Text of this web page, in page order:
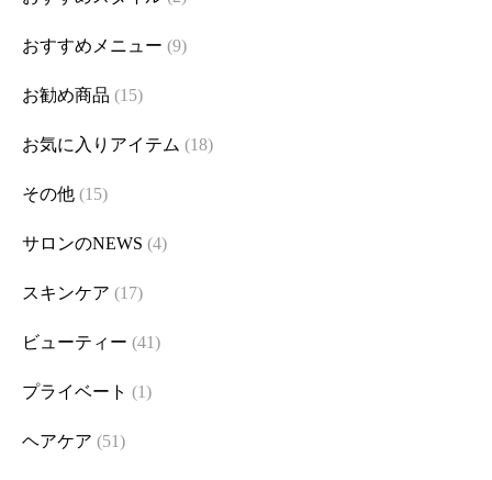
おすすめメニュー (9)
お勧め商品 (15)
お気に入りアイテム (18)
その他 (15)
サロンのNEWS (4)
スキンケア (17)
ビューティー (41)
プライベート (1)
ヘアケア (51)